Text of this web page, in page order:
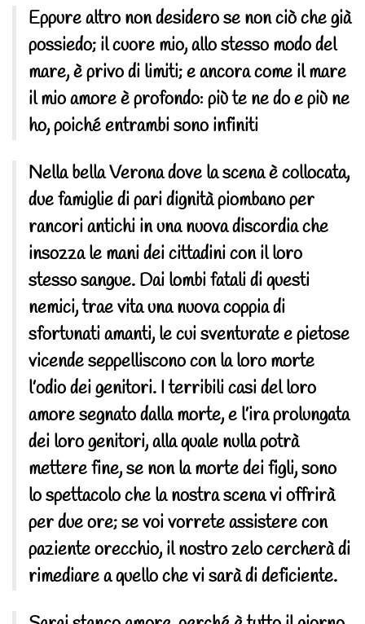
Eppure altro non desidero se non ciò che già
possiedo; il cuore mio, allo stesso modo del
mare, è privo di limiti; e ancora come il mare
il mio amore è profondo: più te ne do e più ne
ho, poiché entrambi sono infiniti
Nella bella Verona dove la scena è collocata,
due famiglie di pari dignità piombano per
rancori antichi in una nuova discordia che
insozza le mani dei cittadini con il loro
stesso sangue. Dai lombi fatali di questi
nemici, trae vita una nuova coppia di
sfortunati amanti, le cui sventurate e pietose
vicende seppelliscono con la loro morte
l’odio dei genitori. I terribili casi del loro
amore segnato dalla morte, e l’ira prolungata
dei loro genitori, alla quale nulla potrà
mettere fine, se non la morte dei figli, sono
lo spettacolo che la nostra scena vi offrirà
per due ore; se voi vorrete assistere con
paziente orecchio, il nostro zelo cercherà di
rimediare a quello che vi sarà di deficiente.